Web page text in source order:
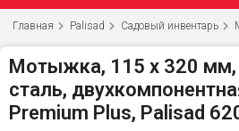
Главная Palisad Садовый инвентарь
Мотыжка, 115 х 320
сталь,
Premium Plus, Palisad